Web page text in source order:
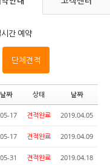
간 예약
단체견적
짜 상태 날짜
17 견적완료 2019.04.05
17 견적완료 2019.04.09
31 견적완료 2019.04.18